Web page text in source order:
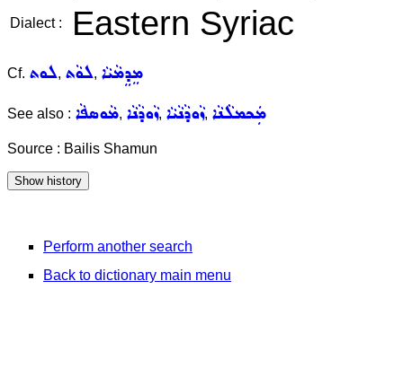
Dialect : Eastern Syriac
Cf. ܠܘܬ, ܠܘܵܬ, ܡܸܕܸܡܵܝܵܐ
See also : ܡܵܘܣܦܵܐ, ܙܵܘܕܵܢܵܐ, ܙܵܘܕܵܢܵܝܵܐ, ܡܲܟܡܠܵܢܵܐ
Source : Bailis Shamun
Perform another search
Back to dictionary main menu